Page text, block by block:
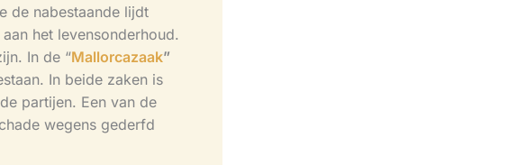
de nabestaande lijdt
het levensonderhoud.
In de “Mallorcazaak”
In beide zaken is
partijen. Een van de
wegens gederfd